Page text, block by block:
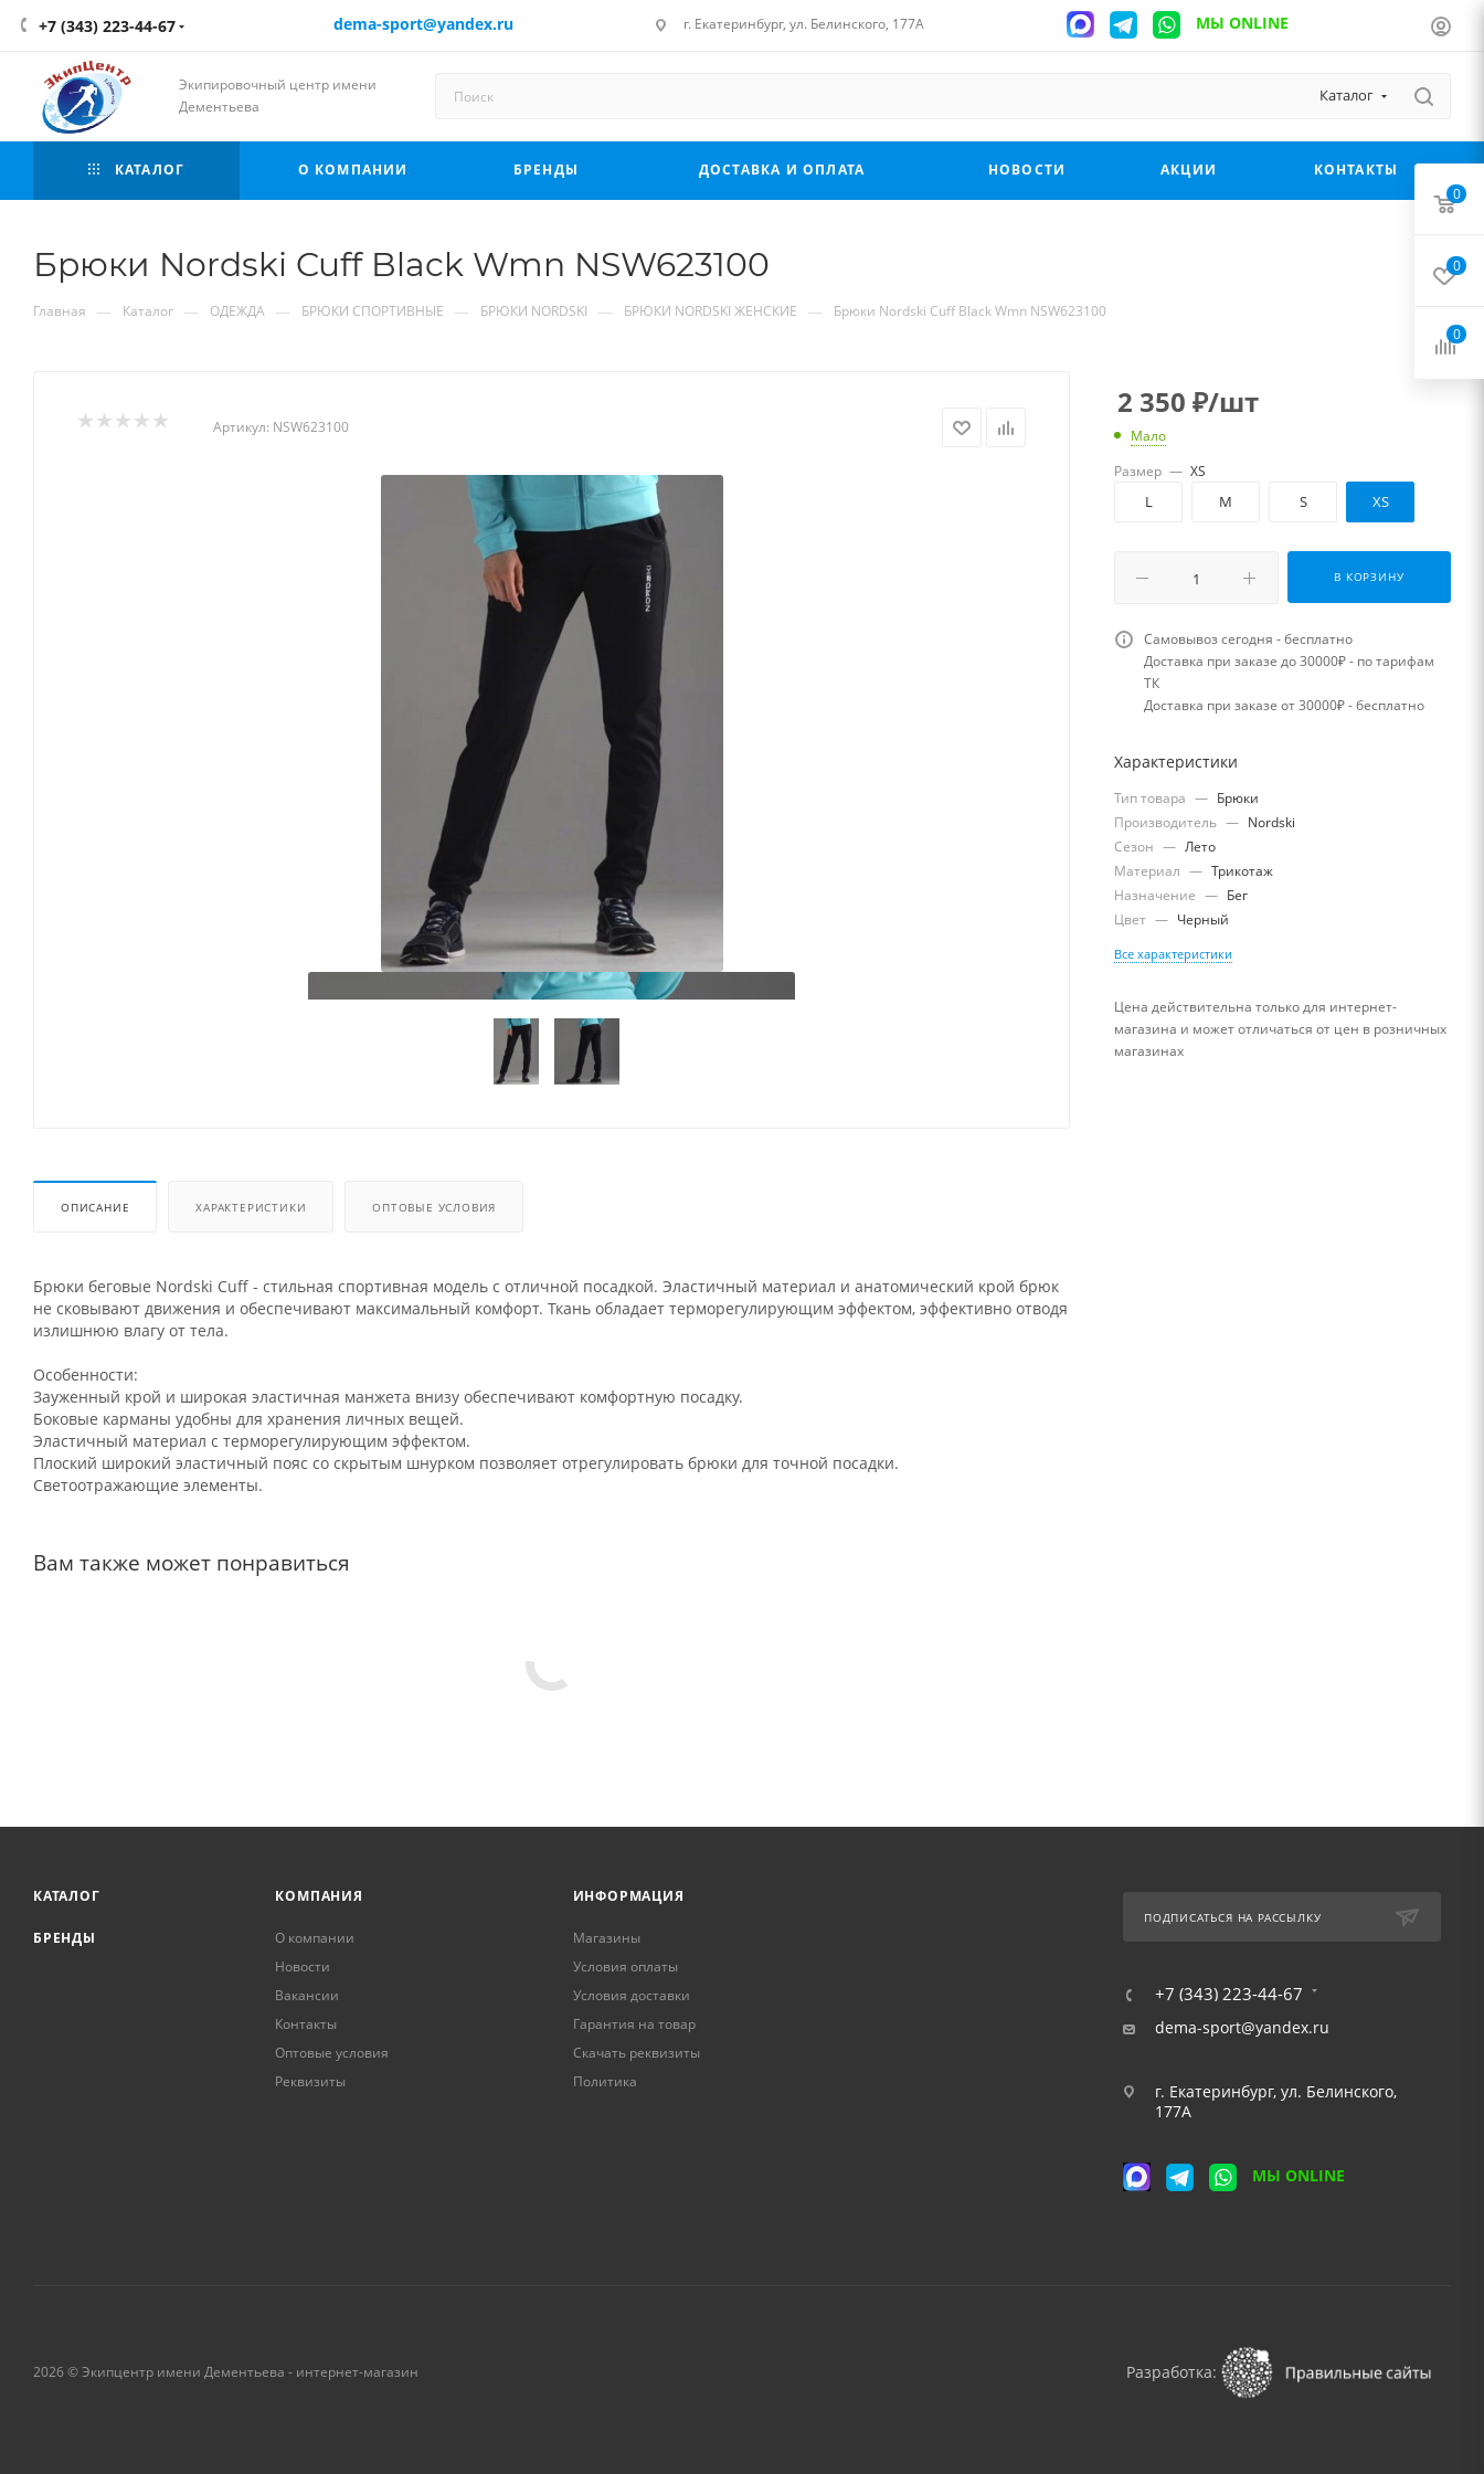
+7 (343) 223-44-67 dema-sport@yandex.ru г. Екатеринбург, ул. Белинского, 177А МЫ ONLINE
Экипировочный центр имени
Дементьева
Каталог
КАТАЛОГ О КОМПАНИИ БРЕНДЫ ДОСТАВКА И ОПЛАТА НОВОСТИ АКЦИИ КОНТАКТЫ
Брюки Nordski Cuff Black Wmn NSW623100
Главная — Каталог — ОДЕЖДА — БРЮКИ СПОРТИВНЫЕ — БРЮКИ NORDSKI — БРЮКИ NORDSKI ЖЕНСКИЕ — Брюки Nordski Cuff Black Wmn NSW623100
Артикул: NSW623100
ОПИСАНИЕ ХАРАКТЕРИСТИКИ ОПТОВЫЕ УСЛОВИЯ
Брюки беговые Nordski Cuff - стильная спортивная модель с отличной посадкой. Эластичный материал и анатомический крой брюк
не сковывают движения и обеспечивают максимальный комфорт. Ткань обладает терморегулирующим эффектом, эффективно отводя
излишнюю влагу от тела.
Особенности:
Зауженный крой и широкая эластичная манжета внизу обеспечивают комфортную посадку.
Боковые карманы удобны для хранения личных вещей.
Эластичный материал с терморегулирующим эффектом.
Плоский широкий эластичный пояс со скрытым шнурком позволяет отрегулировать брюки для точной посадки.
Светоотражающие элементы.
Вам также может понравиться
2 350 ₽/шт
Мало
Размер — XS
L M S XS
В КОРЗИНУ
Самовывоз сегодня - бесплатно
Доставка при заказе до 30000₽ - по тарифам
ТК
Доставка при заказе от 30000₽ - бесплатно
Характеристики
Тип товара — Брюки
Производитель — Nordski
Сезон — Лето
Материал — Трикотаж
Назначение — Бег
Цвет — Черный
Все характеристики
Цена действительна только для интернет-
магазина и может отличаться от цен в розничных
магазинах
КАТАЛОГ
БРЕНДЫ
КОМПАНИЯ
О компании
Новости
Вакансии
Контакты
Оптовые условия
Реквизиты
ИНФОРМАЦИЯ
Магазины
Условия оплаты
Условия доставки
Гарантия на товар
Скачать реквизиты
Политика
ПОДПИСАТЬСЯ НА РАССЫЛКУ
+7 (343) 223-44-67
dema-sport@yandex.ru
г. Екатеринбург, ул. Белинского,
177А
МЫ ONLINE
2026 © Экипцентр имени Дементьева - интернет-магазин Разработка:
0
0
0